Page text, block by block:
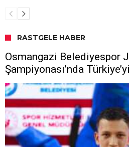
RASTGELE HABER
Osmangazi Belediyespor
Şampiyonası’nda